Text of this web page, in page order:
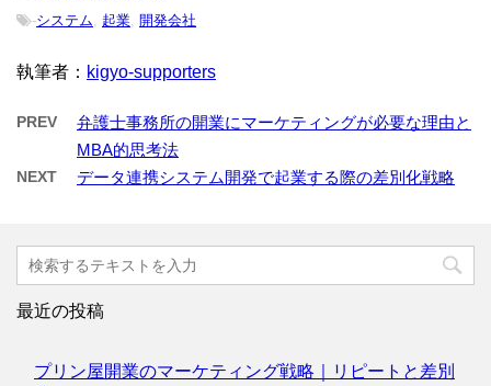
-システム 起業 開発会社
執筆者： kigyo-supporters
PREV
弁護士事務所の開業にマーケティングが必要な理由と
MBA的思考法
NEXT データ連携システム開発で起業する際の差別化戦略
最近の投稿
プリン屋開業のマーケティング戦略｜リピートと差別